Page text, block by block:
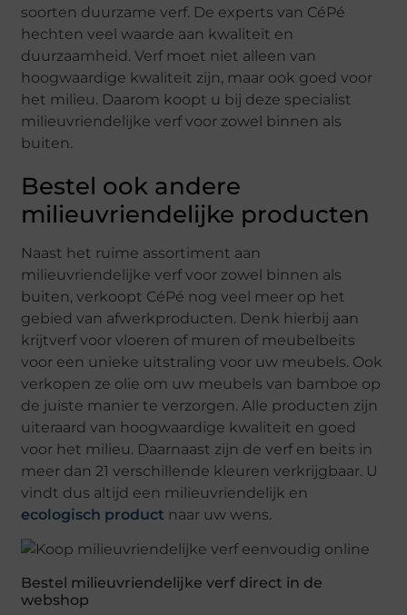
soorten duurzame verf. De experts van CéPé
hechten veel waarde aan kwaliteit en
duurzaamheid. Verf moet niet alleen van
hoogwaardige kwaliteit zijn, maar ook goed voor
het milieu. Daarom koopt u bij deze specialist
milieuvriendelijke verf voor zowel binnen als
buiten.
Bestel ook andere
milieuvriendelijke producten
Naast het ruime assortiment aan
milieuvriendelijke verf voor zowel binnen als
buiten, verkoopt CéPé nog veel meer op het
gebied van afwerkproducten. Denk hierbij aan
krijtverf voor vloeren of muren of meubelbeits
voor een unieke uitstraling voor uw meubels. Ook
verkopen ze olie om uw meubels van bamboe op
de juiste manier te verzorgen. Alle producten zijn
uiteraard van hoogwaardige kwaliteit en goed
voor het milieu. Daarnaast zijn de verf en beits in
meer dan 21 verschillende kleuren verkrijgbaar. U
vindt dus altijd een milieuvriendelijk en
ecologisch product naar uw wens.
Bestel milieuvriendelijke verf direct in de
webshop